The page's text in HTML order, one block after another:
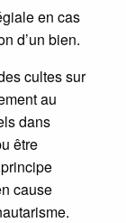
en cas
d’un bien.
cultes sur
au
dans
être
cause